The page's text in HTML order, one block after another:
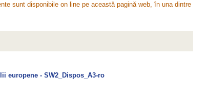
sunt disponibile on line pe această pagină web, în una dintre
europene - SW2_Dispos_A3-ro